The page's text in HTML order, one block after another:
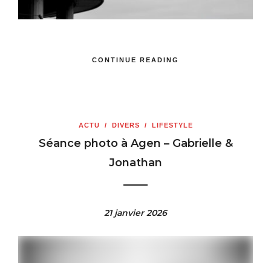
CONTINUE READING
ACTU / DIVERS / LIFESTYLE
Séance photo à Agen – Gabrielle &
Jonathan
21 janvier 2026